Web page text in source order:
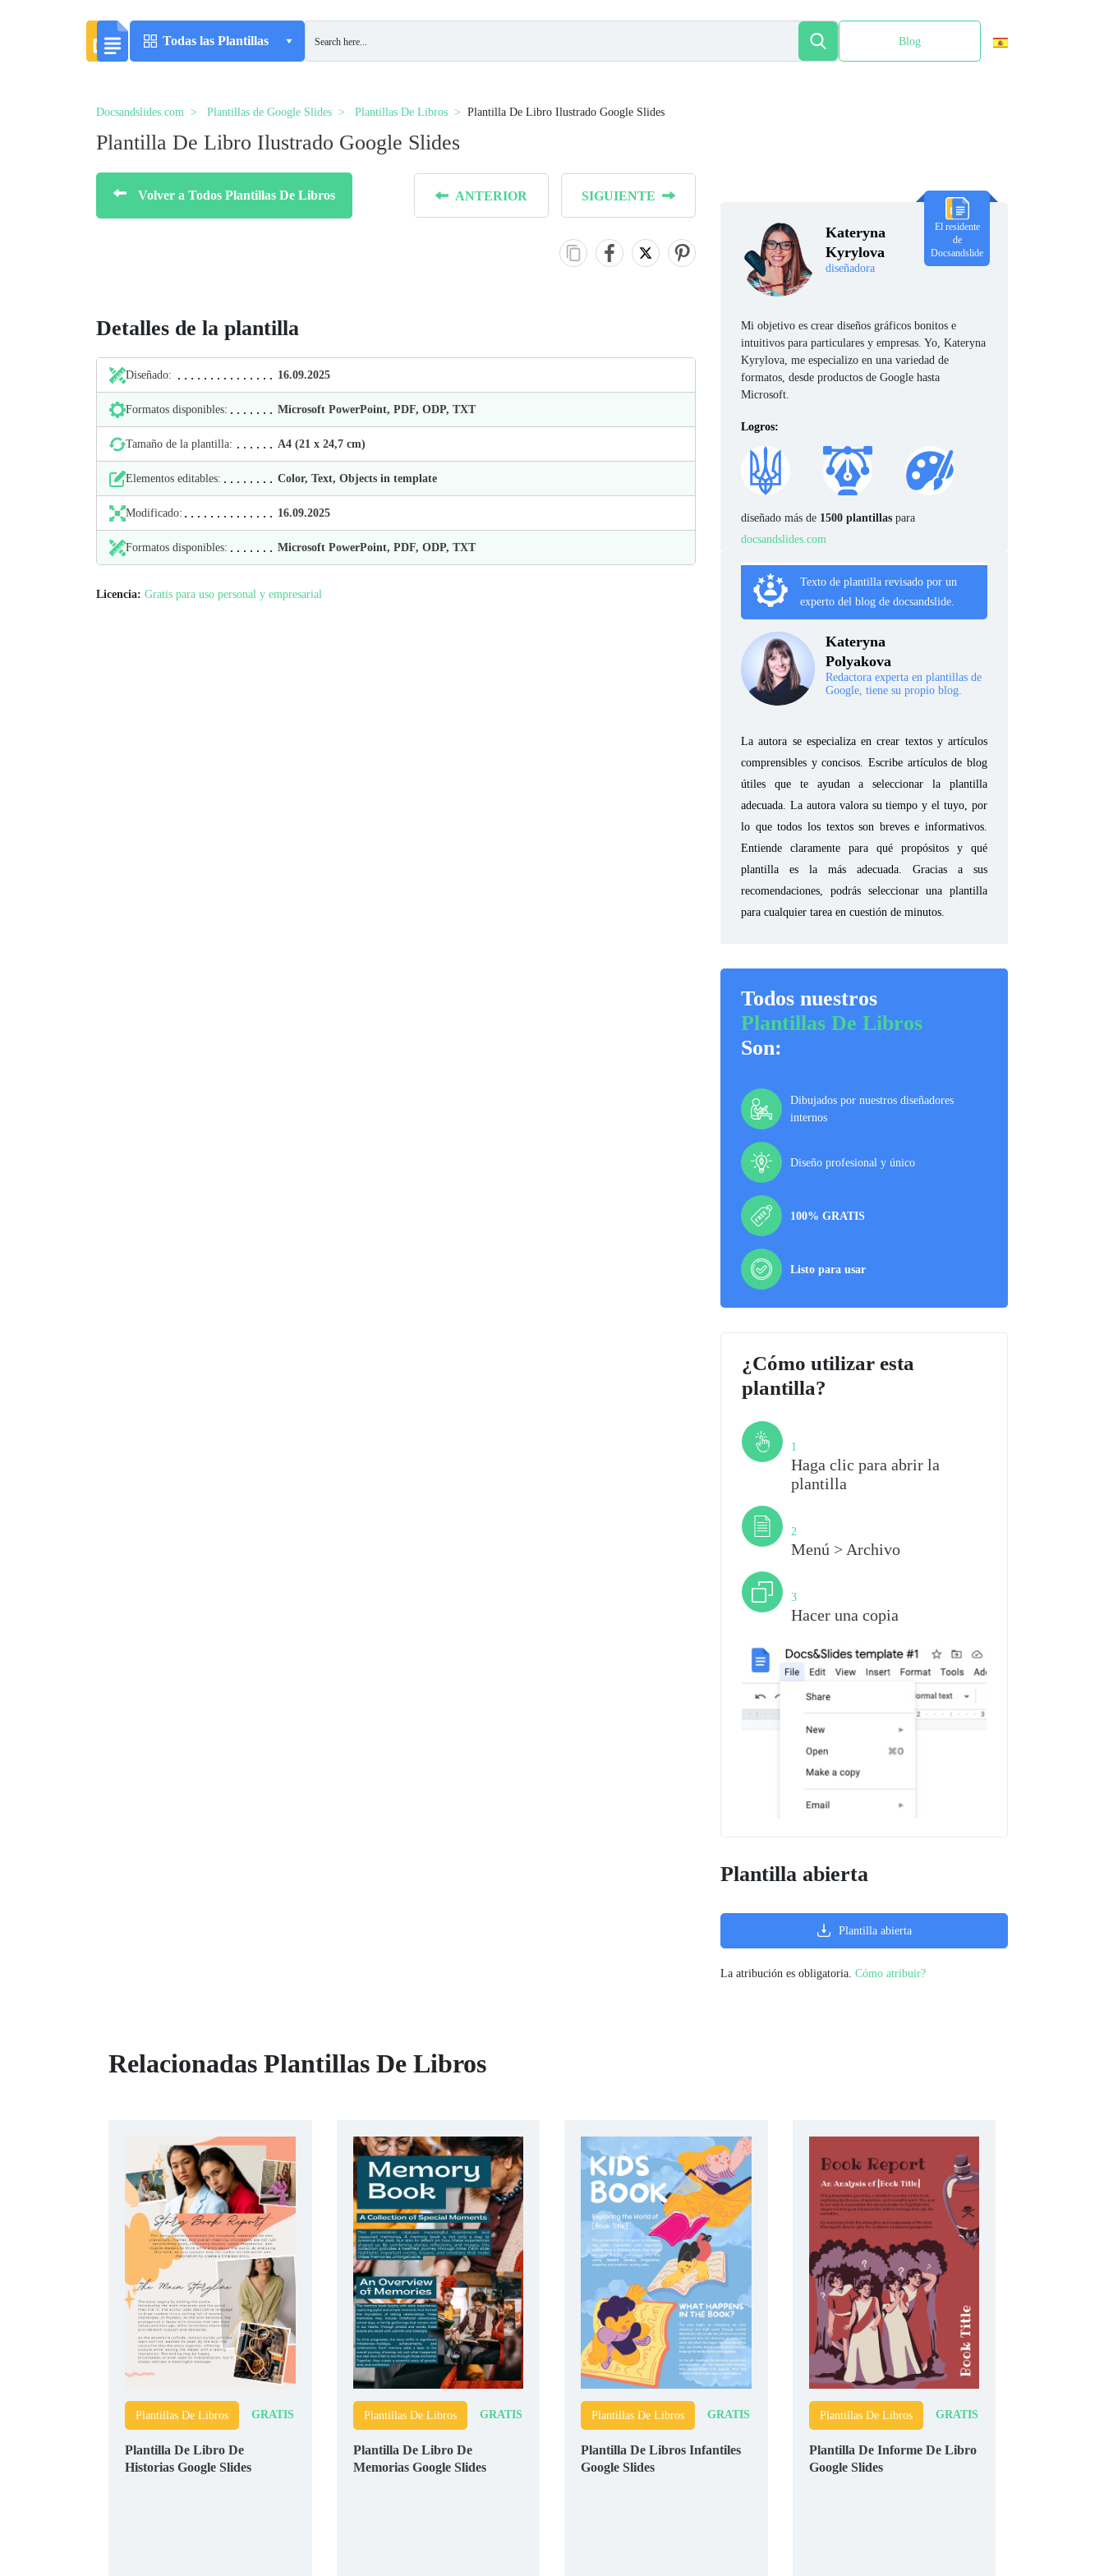
Todas las Plantillas Blog
Docsandslides.com Plantillas de Google Slides Plantillas De Libros Plantilla De Libro Ilustrado Google Slides
Plantilla De Libro Ilustrado Google Slides
Volver a Todos Plantillas De Libros ANTERIOR SIGUIENTE
Detalles de la plantilla
Diseñado: 16.09.2025
Formatos disponibles: Microsoft PowerPoint, PDF, ODP, TXT
Tamaño de la plantilla: А4 (21 х 24,7 cm)
Elementos editables: Color, Text, Objects in template
Modificado: 16.09.2025
Formatos disponibles: Microsoft PowerPoint, PDF, ODP, TXT
Licencia: Gratis para uso personal y empresarial
Kateryna
Kyrylova
diseñadora
El residente
de
Docsandslide
Mi objetivo es crear diseños gráficos bonitos e
intuitivos para particulares y empresas. Yo, Kateryna
Kyrylova, me especializo en una variedad de
formatos, desde productos de Google hasta
Microsoft.
Logros:
diseñado más de 1500 plantillas para
docsandslides.com
Texto de plantilla revisado por un
experto del blog de docsandslide.
Kateryna
Polyakova
Redactora experta en plantillas de
Google, tiene su propio blog.
La autora se especializa en crear textos y artículos
comprensibles y concisos. Escribe artículos de blog
útiles que te ayudan a seleccionar la plantilla
adecuada. La autora valora su tiempo y el tuyo, por
lo que todos los textos son breves e informativos.
Entiende claramente para qué propósitos y qué
plantilla es la más adecuada. Gracias a sus
recomendaciones, podrás seleccionar una plantilla
para cualquier tarea en cuestión de minutos.
Todos nuestros
Plantillas De Libros
Son:
Dibujados por nuestros diseñadores
internos
Diseño profesional y único
100% GRATIS
Listo para usar
¿Cómo utilizar esta
plantilla?
1
Haga clic para abrir la
plantilla
2
Menú > Archivo
3
Hacer una copia
Plantilla abierta
Plantilla abierta
La atribución es obligatoria. Cómo atribuir?
Relacionadas Plantillas De Libros
Plantillas De Libros GRATIS
Plantilla De Libro De
Historias Google Slides
Plantillas De Libros GRATIS
Plantilla De Libro De
Memorias Google Slides
Plantillas De Libros GRATIS
Plantilla De Libros Infantiles
Google Slides
Plantillas De Libros GRATIS
Plantilla De Informe De Libro
Google Slides